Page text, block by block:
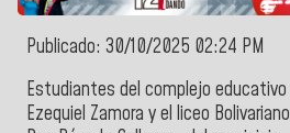
Publicado: 30/10/2025 02:24 PM
Estudiantes del complejo educativo
Ezequiel Zamora y el liceo Bolivariano